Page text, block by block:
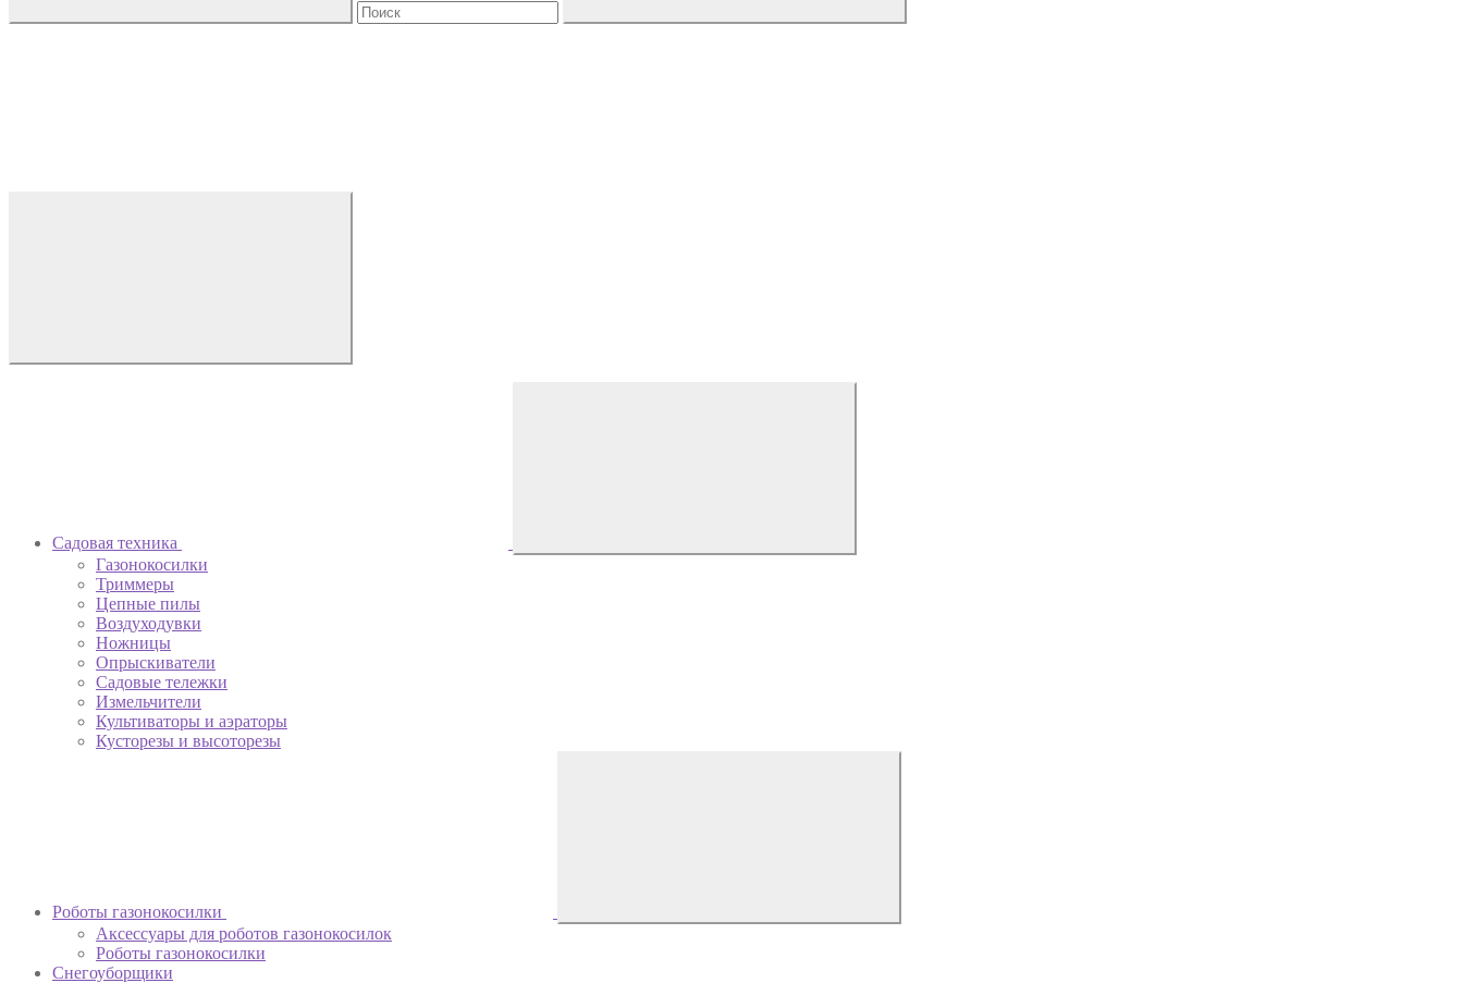
Садовая техника
Газонокосилки
Триммеры
Цепные пилы
Воздуходувки
Ножницы
Опрыскиватели
Садовые тележки
Измельчители
Культиваторы и аэраторы
Кусторезы и высоторезы
Роботы газонокосилки
Аксессуары для роботов газонокосилок
Роботы газонокосилки
Снегоуборщики